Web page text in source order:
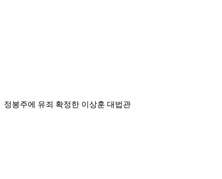
정봉주에 유죄 확정한 이상훈 대법관